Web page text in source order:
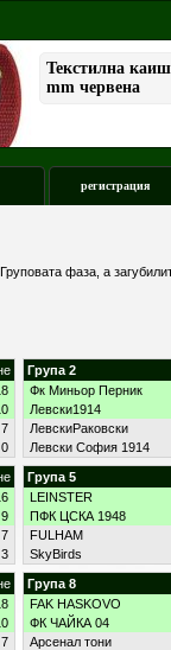
регистрация
фаза, а
7
0
Група 2
Фк Миньор Перник
Левски1914
ЛевскиРаковски
Левски София 1914
9
7
3
Група 5
LEINSTER
ПФК ЦСКА 1948
FULHAM
SkyBirds
7
Група 8
FAK HASKOVO
ФК ЧАЙКА 04
Арсенал тони